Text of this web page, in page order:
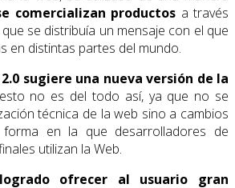
comercializan productos a través
se distribuía un mensaje con el que
en distintas partes del mundo.
sugiere una nueva versión de la
no es del todo así, ya que no se
técnica de la web sino a cambios
en la que desarrolladores de
utilizan la Web.
ofrecer al usuario gran